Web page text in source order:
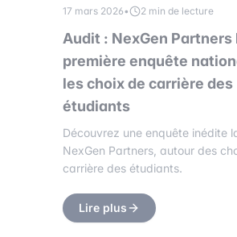
17 mars 2026• 2 min de lecture
Audit : NexGen Partners
première enquête
les choix de carrière des
étudiants
Découvrez une enquête inédite
NexGen Partners, autour des
carrière des étudiants.
Lire plus